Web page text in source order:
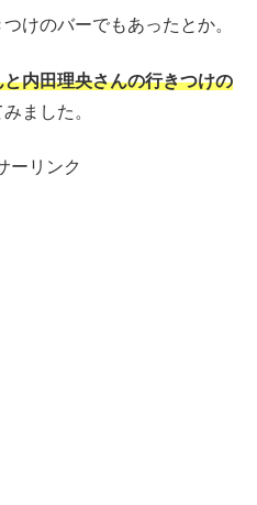
けのバーでもあったとか。
内田理央さんの行きつけの
ました。
ーリンク